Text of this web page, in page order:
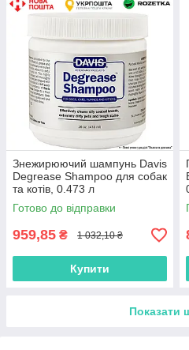
Знежирюючий шампунь Davis
Degrease Shampoo для собак
та котів, 0.473 л
Готово до відправки
959,85 ₴ 1 032,10 ₴
Купити
Показати